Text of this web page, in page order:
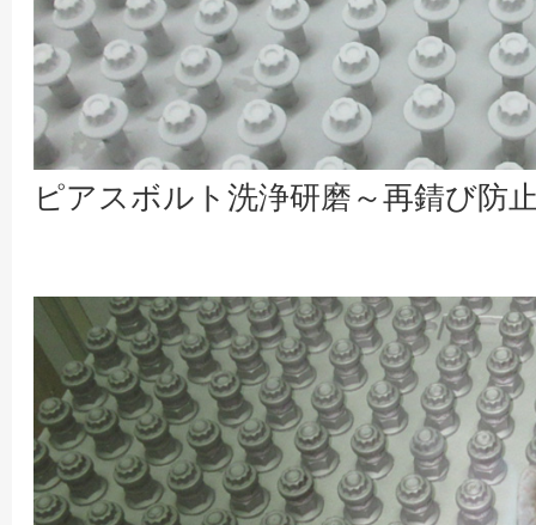
ピアスボルト洗浄研磨～再錆び防